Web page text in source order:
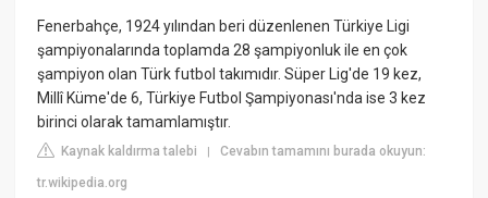
Fenerbahçe, 1924 yılından beri düzenlenen Türkiye Ligi
şampiyonalarında toplamda 28 şampiyonluk ile en çok
şampiyon olan Türk futbol takımıdır. Süper Lig'de 19 kez,
Millî Küme'de 6, Türkiye Futbol Şampiyonası'nda ise 3 kez
birinci olarak tamamlamıştır.
Kaynak kaldırma talebi |Cevabın tamamını burada okuyun:
tr.wikipedia.org